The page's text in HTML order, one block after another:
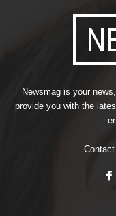
Newsmag is your
provide you with the